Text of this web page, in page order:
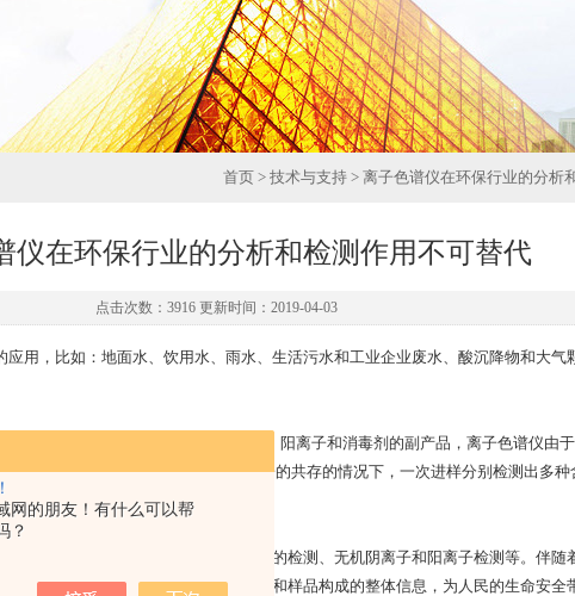
网的朋友！有什么可以帮
？
首页 > 技术与支持 > 离子色谱仪在环保行业的分析
仪在环保行业的分析和检测作用不可替代
点击次数：3916 更新时间：2019-04-03
应用，比如：地面水、饮用水、雨水、生活污水和工业企业废水、酸沉降物和大气
电导和紫外检测器测定饮用水中的阴、阳离子和消毒剂的副产品，离子色谱仪由
高容量的阴离子分离柱，可在 阴离子的共存的情况下，一次进样分别检测出多种
质检测领域更便捷的办法之一。
检测办法，除此之外另有无机阳离子的检测、无机阴离子和阳离子检测等。伴随
只要很短的时间就可获得阴、阳离子和样品构成的整体信息，为人民的生命安全